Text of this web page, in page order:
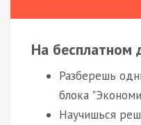
На бесплатном
Разберешь
блока
Научишься